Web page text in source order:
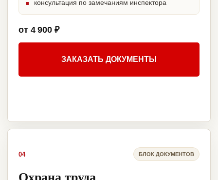
консультация по замечаниям инспектора
от 4 900 ₽
ЗАКАЗАТЬ ДОКУМЕНТЫ
04 БЛОК ДОКУМЕНТОВ